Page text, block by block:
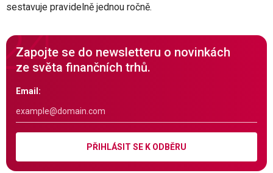
sestavuje pravidelně jednou ročně.
Zapojte se do newsletteru o novinkách
ze světa finančních trhů.
Email:
PŘIHLÁSIT SE K ODBĚRU